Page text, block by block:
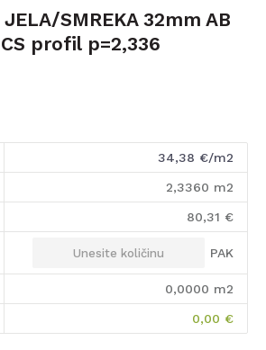
JELA/SMREKA 32mm AB
profil p=2,336
34,38 €/m2
2,3360 m2
80,31 €
PAK
0,0000 m2
0,00 €